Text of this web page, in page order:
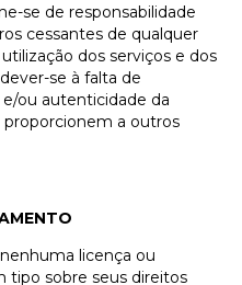
se de responsabilidade
cessantes de qualquer
dos serviços e dos
se à falta de
ou autenticidade da
proporcionem a outros
licença ou
tipo sobre seus direitos